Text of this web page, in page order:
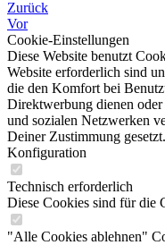
Zurück
Vor
Cookie-Einstellungen
Diese Website benutzt
Website erforderlich sind
die den Komfort bei
Direktwerbung dienen
und sozialen Netzwerken
Deiner Zustimmung gesetzt.
Konfiguration
Technisch erforderlich
Diese Cookies sind für die
"Alle Cookies ablehnen"